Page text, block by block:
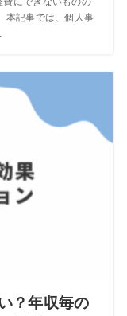
本記事では、個人事
？年収毎の